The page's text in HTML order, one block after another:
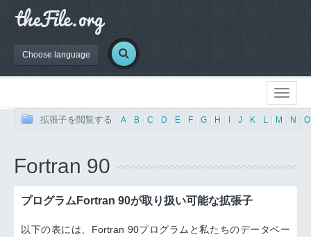
Choose language
拡張子を閲覧する A B C D E F G H J K L M N O
Fortran 90
プログラムFortran 90が取り扱い可能な拡張子
以下の表には、Fortran 90プログラムと私たちのデータベー